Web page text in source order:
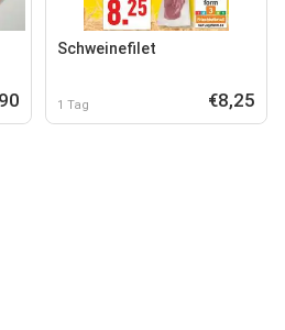
Schweinefilet
1 Tag €8,25